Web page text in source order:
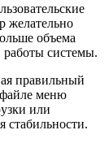
желательно
объема
работы системы.
правильный
меню
или